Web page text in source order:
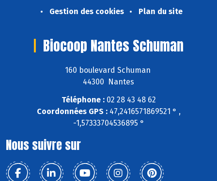
Gestion des cookies
Plan du site
Biocoop Nantes Schuman
160 boulevard Schuman
44300 Nantes
Téléphone :02 28 43 48 62
Coordonnées GPS :47,2416571869521 ° ,
-1,57333704536895 °
Nous suivre sur